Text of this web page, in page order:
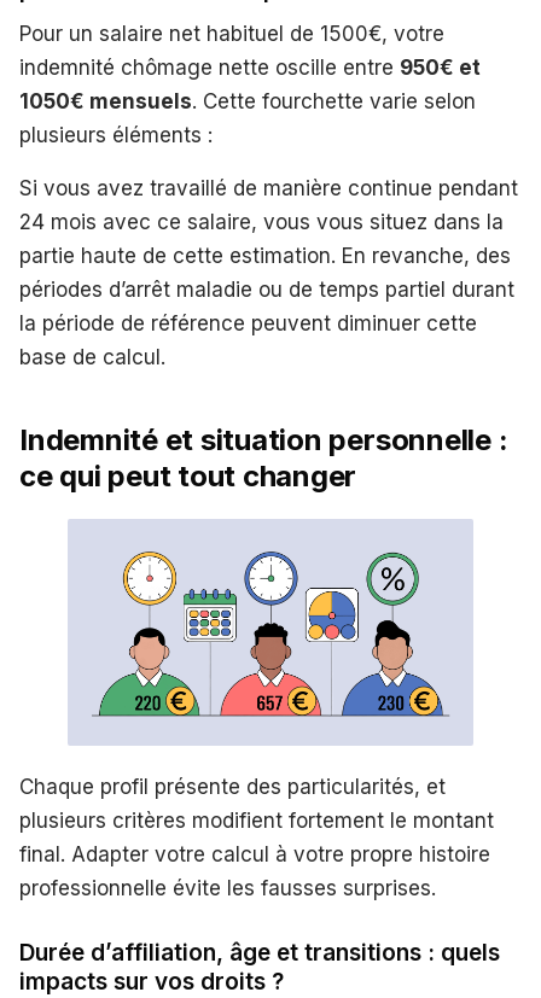
Pour un salaire net habituel de 1500€, votre
indemnité chômage nette oscille entre 950€ et
1050€ mensuels. Cette fourchette varie selon
plusieurs éléments :
Si vous avez travaillé de manière continue pendant
24 mois avec ce salaire, vous vous situez dans la
partie haute de cette estimation. En revanche, des
périodes d’arrêt maladie ou de temps partiel durant
la période de référence peuvent diminuer cette
base de calcul.
Indemnité et situation personnelle :
ce qui peut tout changer
Chaque profil présente des particularités, et
plusieurs critères modifient fortement le montant
final. Adapter votre calcul à votre propre histoire
professionnelle évite les fausses surprises.
Durée d’affiliation, âge et transitions : quels
impacts sur vos droits ?